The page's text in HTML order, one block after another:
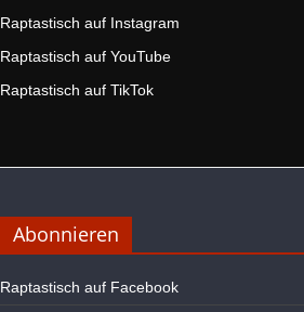
Raptastisch auf Instagram
Raptastisch auf YouTube
Raptastisch auf TikTok
Abonnieren
Raptastisch auf Facebook